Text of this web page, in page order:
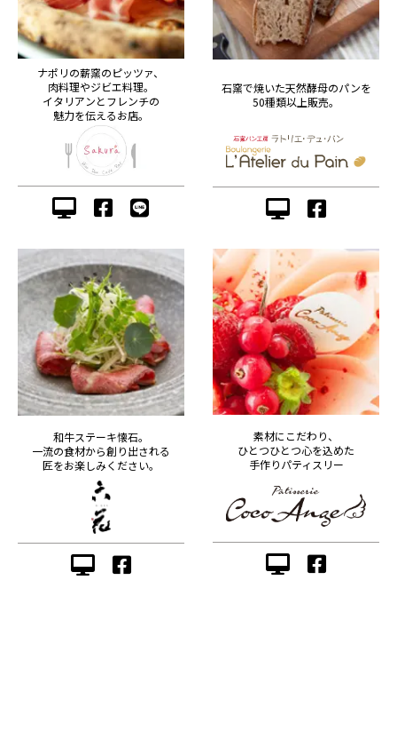
ナポリの薪窯のピッツァ、
肉料理やジビエ料理。
イタリアンとフレンチの
魅力を伝えるお店。
石窯で焼いた天然酵母のパンを
50種類以上販売。
和牛ステーキ懐石。
一流の食材から創り出される
匠をお楽しみください。
素材にこだわり、
ひとつひとつ心を込めた
手作りパティスリー